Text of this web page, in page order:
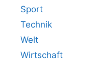
Sport
Technik
Welt
Wirtschaft